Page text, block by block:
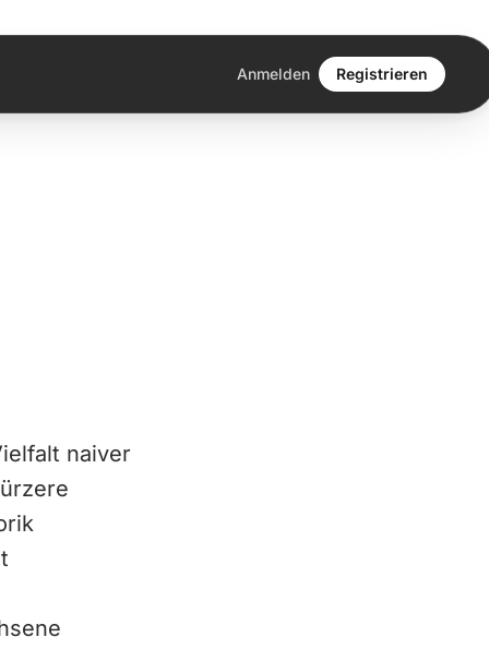
Anmelden Registrieren
naiver